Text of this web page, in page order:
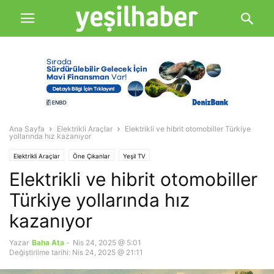
Ana Sayfa Elektrikli Araçlar
Elektrikli ve hibrit otomobiller Türkiye
yollarında hız kazanıyor
Elektrikli Araçlar Öne Çıkanlar Yeşil TV
Elektrikli ve hibrit otomobiller
Türkiye yollarında hız
kazanıyor
Yazar Baha Ata - Nis 24, 2025 @ 5:01
Değiştirilme tarihi: Nis 24, 2025 @ 21:11